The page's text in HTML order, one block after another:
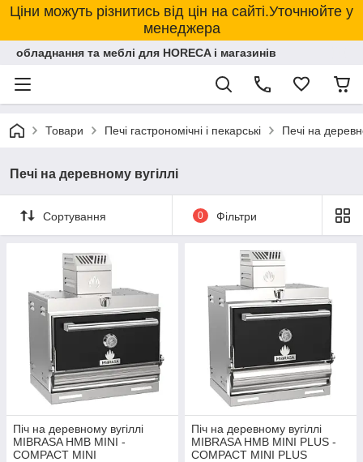
Ціни можуть різнитись від цін на сайті.Уточнюйте у
менеджера
обладнання та меблі для HORECA і магазинів
Товари Печі гастрономічні і пекарські Печі на
Печі на деревному вугіллі
Сортування 0 Фільтри
Піч на деревному вугіллі
MIBRASA HMB MINI -
COMPACT MINI
Піч на деревному вугіллі
MIBRASA HMB MINI PLUS -
COMPACT MINI PLUS